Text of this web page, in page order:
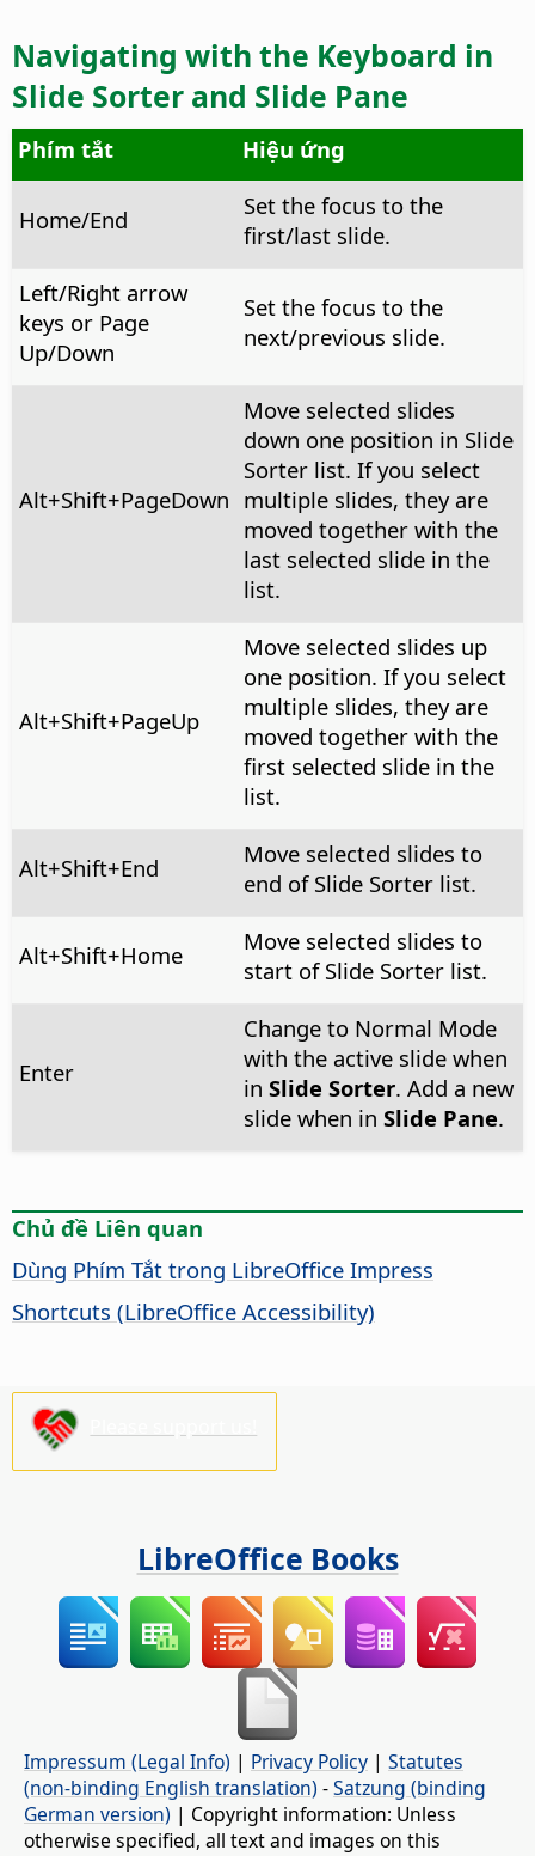
Navigating with the Keyboard in
Slide Sorter and Slide Pane
Phím tắt Hiệu ứng
Home/End
Set the focus to the
first/last slide.
Left/Right arrow
keys or Page
Up/Down
Set the focus to the
next/previous slide.
Alt+Shift+PageDown
Move selected slides
down one position in Slide
Sorter list. If you select
multiple slides, they are
moved together with the
last selected slide in the
list.
Alt+Shift+PageUp
Move selected slides up
one position. If you select
multiple slides, they are
moved together with the
first selected slide in the
list.
Alt+Shift+End
Move selected slides to
end of Slide Sorter list.
Alt+Shift+Home
Move selected slides to
start of Slide Sorter list.
Enter
Change to Normal Mode
with the active slide when
in Slide Sorter. Add a new
slide when in Slide Pane.
Chủ đề Liên quan
Dùng Phím Tắt trong LibreOffice Impress
Shortcuts (LibreOffice Accessibility)
LibreOffice Books
Impressum (Legal Info) | Privacy Policy | Statutes
(non-binding English translation) -Satzung (binding
German version) | Copyright information: Unless
otherwise specified, all text and images on this